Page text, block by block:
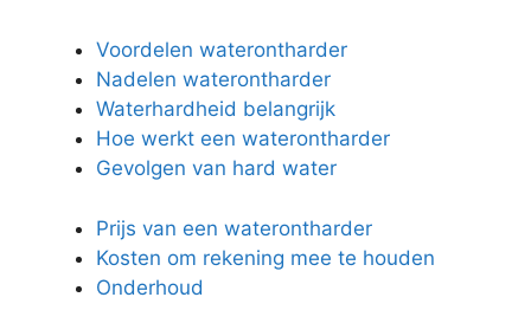
Voordelen waterontharder
Nadelen waterontharder
Waterhardheid belangrijk
Hoe werkt een waterontharder
Gevolgen van hard water
Prijs van een waterontharder
Kosten om rekening mee te houden
Onderhoud